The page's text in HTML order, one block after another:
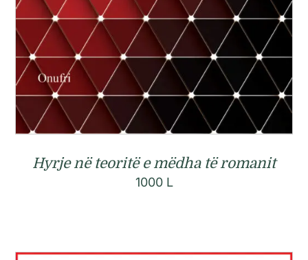
Hyrje në teoritë e mëdha të romanit
1000 L